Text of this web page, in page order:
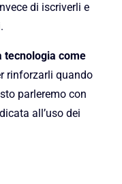
di iscriverli e
tecnologia come
rinforzarli quando
parleremo con
all’uso dei